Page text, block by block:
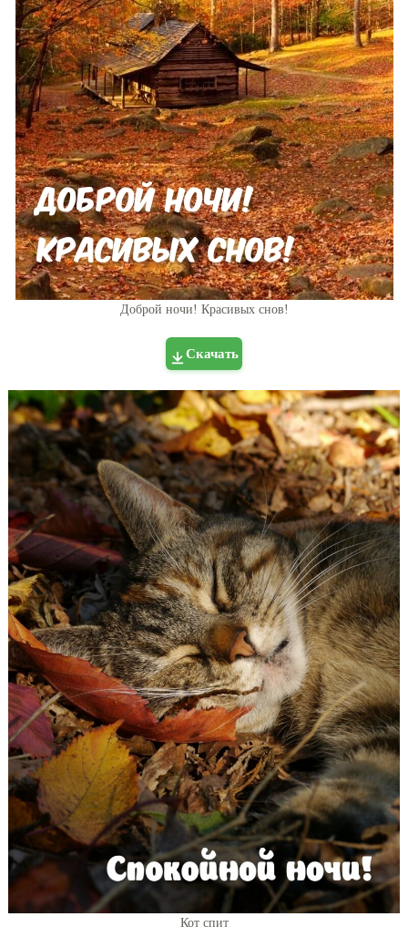
Доброй ночи! Красивых снов!
Скачать
Кот спит